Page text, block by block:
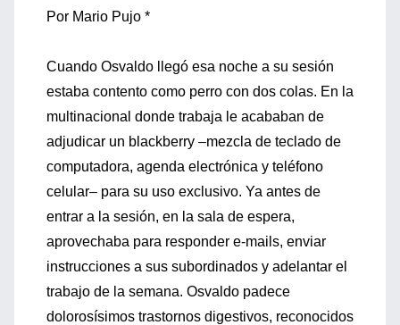
Por Mario Pujo *
Cuando Osvaldo llegó esa noche a su sesión
estaba contento como perro con dos colas. En la
multinacional donde trabaja le acababan de
adjudicar un blackberry –mezcla de teclado de
computadora, agenda electrónica y teléfono
celular– para su uso exclusivo. Ya antes de
entrar a la sesión, en la sala de espera,
aprovechaba para responder e-mails, enviar
instrucciones a sus subordinados y adelantar el
trabajo de la semana. Osvaldo padece
dolorosísimos trastornos digestivos, reconocidos